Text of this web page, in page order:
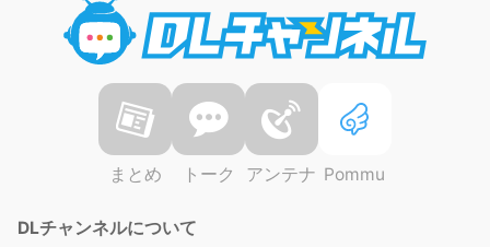
まとめ トーク アンテナ Pommu
DLチャンネルについて